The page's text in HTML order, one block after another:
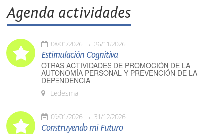
Agenda actividades
08/01/2026 26/11/2026
Estimulación Cognitiva
OTRAS ACTIVIDADES DE PROMOCIÓN DE LA
AUTONOMÍA PERSONAL Y PREVENCIÓN DE LA
DEPENDENCIA
Ledesma
09/01/2026 31/12/2026
Construyendo mi Futuro